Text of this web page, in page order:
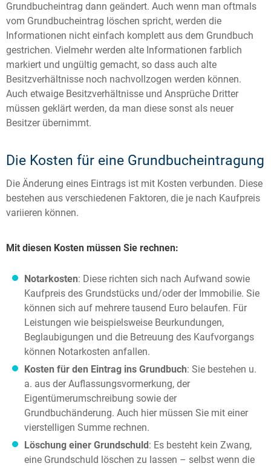
Grundbucheintrag dann geändert. Auch wenn man oftmals
vom Grundbucheintrag löschen spricht, werden die
Informationen nicht einfach komplett aus dem Grundbuch
gestrichen. Vielmehr werden alte Informationen farblich
markiert und ungültig gemacht, so dass auch alte
Besitzverhältnisse noch nachvollzogen werden können.
Auch etwaige Besitzverhältnisse und Ansprüche Dritter
müssen geklärt werden, da man diese sonst als neuer
Besitzer übernimmt.
Die Kosten für eine Grundbucheintragung
Die Änderung eines Eintrags ist mit Kosten verbunden. Diese
bestehen aus verschiedenen Faktoren, die je nach Kaufpreis
variieren können.
Mit diesen Kosten müssen Sie rechnen:
Notarkosten: Diese richten sich nach Aufwand sowie
Kaufpreis des Grundstücks und/oder der Immobilie. Sie
können sich auf mehrere tausend Euro belaufen. Für
Leistungen wie beispielsweise Beurkundungen,
Beglaubigungen und die Betreuung des Kaufvorgangs
können Notarkosten anfallen.
Kosten für den Eintrag ins Grundbuch: Sie bestehen u.
a. aus der Auflassungsvormerkung, der
Eigentümerumschreibung sowie der
Grundbuchänderung. Auch hier müssen Sie mit einer
vierstelligen Summe rechnen.
Löschung einer Grundschuld: Es besteht kein Zwang,
eine Grundschuld löschen zu lassen – selbst wenn die